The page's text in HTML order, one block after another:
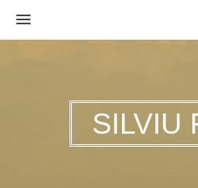
MENU
SILVIU